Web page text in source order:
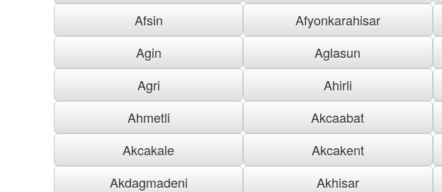
Afsin
Afyonkarahisar
Agin
Aglasun
Agri
Ahirli
Ahmetli
Akcaabat
Akcakale
Akcakent
Akdagmadeni
Akhisar